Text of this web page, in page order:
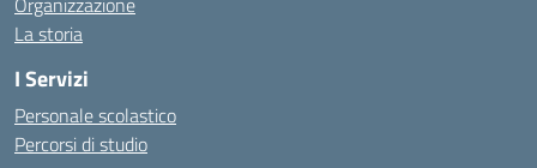
La storia
I Servizi
Personale scolastico
Percorsi di studio